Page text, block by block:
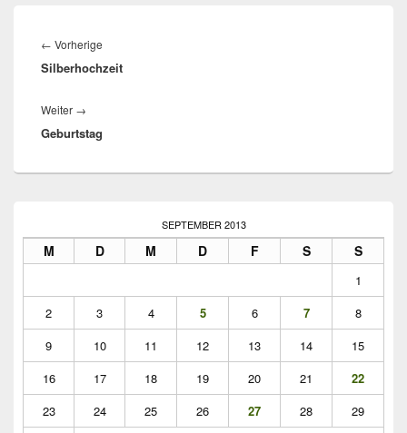
← Vorherige
Beitrag:
Silberhochzeit
Weiter →
Beitrag:
Geburtstag
Widget-
Bereich
SEPTEMBER 2013
M D M D F S S
1
2
3 4 5 6 7
8
9
10 11 12 13 14
15
16
17 18 19 20 21
22
23
24 25 26 27 28
29